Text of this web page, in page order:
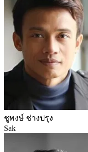
ชูพงษ์ ช่างปรุง
Sak